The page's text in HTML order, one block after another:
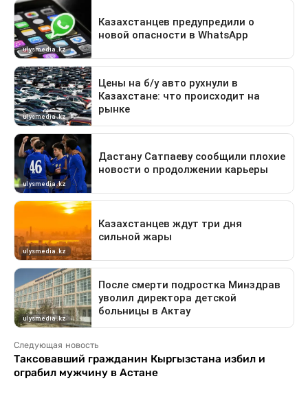
Следующая новость
Таксовавший гражданин Кыргызстана избил и
ограбил мужчину в Астане